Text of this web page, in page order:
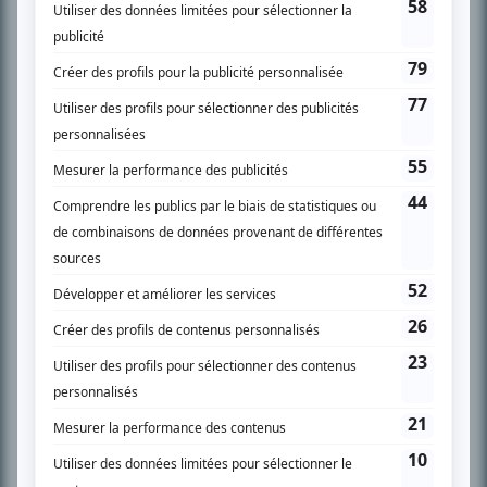
SUR LE RÉSEAU BIZZ MÉDIA
Accueil
Liste des oeuvres
Liste des comédiens
Recherche avancée
À propos
Nous contacter
Termes et conditions
Politique de confidentialité